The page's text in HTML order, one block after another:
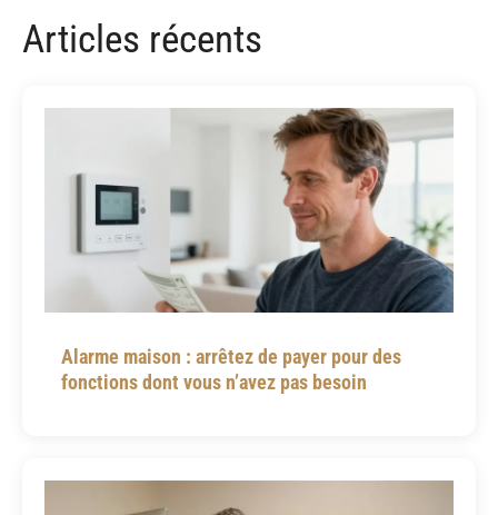
Articles récents
Alarme maison : arrêtez de payer pour des
fonctions dont vous n’avez pas besoin